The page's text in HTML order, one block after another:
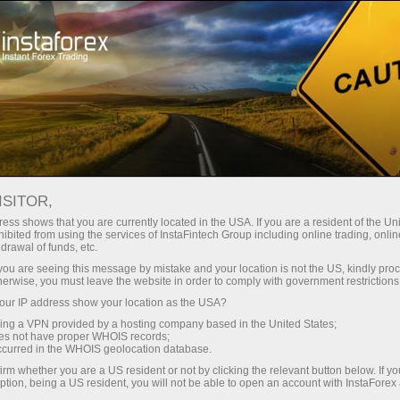
торговый счёт Торговые платформы
Инвесторам Партнерам
НЕФТИ В США СНИЗИЛИСЬ
в США за неделю, завершившуюся 8 мая,
баррелей, что значительно превысило ожидания
центре поставки в Кушинге (Оклахома)
предприятий усилилась: объем
shows that you are currently located in the USA. If you are a resident of the
from using the services of InstaFintech Group including online trading,
of funds, etc.
are seeing this message by mistake and your location is not the US, kindly
you must leave the website in order to comply with government
IP address show your location as the USA?
a VPN provided by a hosting company based in the United States;
not have proper WHOIS records;
in the WHOIS geolocation database.
whether you are a US resident or not by clicking the relevant button below. If
being a US resident, you will not be able to open an account with InstaForex